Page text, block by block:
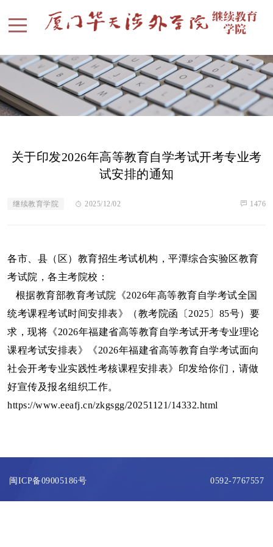
关于印发2026年高等教育自学考试开考专业考
试安排的通知
继续教育学院 2025/12/02 1476
各市、县（区）教育招生考试机构，平潭综合实验区教育
考试院，各主考院校：
根据教育部教育考试院《2026年高等教育自学考试全国
统考课程考试时间安排表》（教考院函〔2025〕85号）要
求，现将《2026年福建省高等教育自学考试开考专业理论
课程考试安排表》《2026年福建省高等教育自学考试面向
社会开考专业实践性考核课程安排表》印发给你们，请做
好宣传及报名组织工作。
https://www.eeafj.cn/zkgsgg/20251121/14332.html
闽ICP备09005186号 0592-7767557